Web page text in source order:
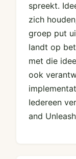
spreekt.
zich
groep put
landt op
met die
ook
Iedereen
and